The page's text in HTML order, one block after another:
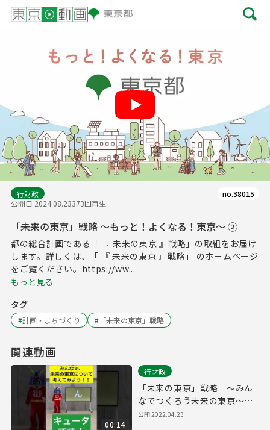
Play
行財政
公開日 2024.08.23373回再生
no.38015
「未来の東京」戦略 ～もっと！よくなる！東京～ ②
都の総合計画である「 『 未来の東京 』戦略」の取組をお届け
します。詳しくは、「 『 未来の東京 』戦略」 のホームページ
をご覧ください。https://ww...
もっと見る
タグ
#計画・まちづくり #「未来の東京」戦略
関連動画
00:14
行財政
「未来の東京」戦略 ～みん
なでつくろう未来の東京～
2030年・SDGsを実現【キュ
公開2022.04.23